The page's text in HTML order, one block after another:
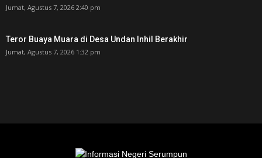
Jumat, Agustus 7, 2026 2:40 pm
Teror Buaya Muara di Desa Undan Inhil Berakhir
Jumat, Agustus 7, 2026 1:32 pm